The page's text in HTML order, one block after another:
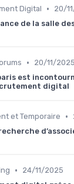
Digital •
20/
de la salle
•
20/11/2025
est
digital
et Temporaire •
•
24/11/2025